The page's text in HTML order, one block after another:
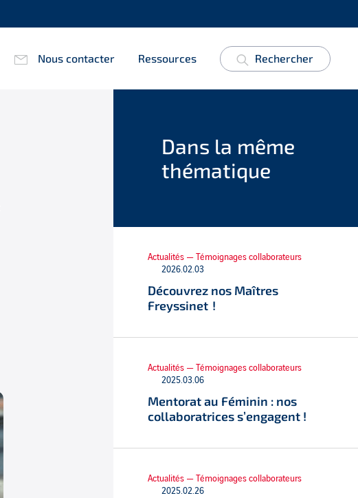
Nous contacter Ressources Rechercher
Dans la même
thématique
Actualités — Témoignages collaborateurs
2026.02.03
Découvrez nos Maîtres
Freyssinet !
Actualités — Témoignages collaborateurs
2025.03.06
Mentorat au Féminin : nos
collaboratrices s’engagent !
Actualités — Témoignages collaborateurs
2025.02.26